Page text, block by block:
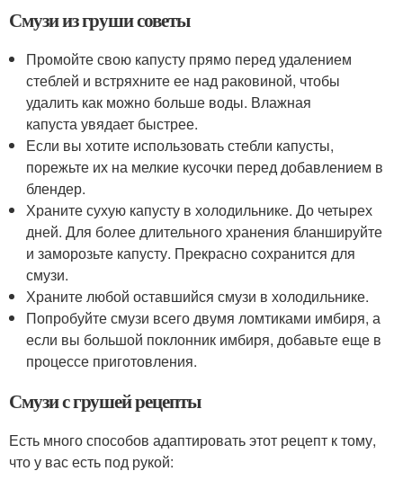
Смузи из груши советы
Промойте свою капусту прямо перед удалением
стеблей и встряхните ее над раковиной, чтобы
удалить как можно больше воды. Влажная
капуста увядает быстрее.
Если вы хотите использовать стебли капусты,
порежьте их на мелкие кусочки перед добавлением в
блендер.
Храните сухую капусту в холодильнике. До четырех
дней. Для более длительного хранения бланшируйте
и заморозьте капусту. Прекрасно сохранится для
смузи.
Храните любой оставшийся смузи в холодильнике.
Попробуйте смузи всего двумя ломтиками имбиря, а
если вы большой поклонник имбиря, добавьте еще в
процессе приготовления.
Смузи с грушей рецепты
Есть много способов адаптировать этот рецепт к тому,
что у вас есть под рукой: